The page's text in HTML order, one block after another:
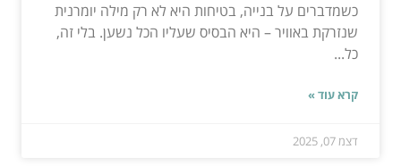
כשמדברים על בנייה, בטיחות היא לא רק מילה יומרנית
שנזרקת באוויר – היא הבסיס שעליו הכל נשען. בלי זה,
כל...
קרא עוד »
דצמ 07, 2025